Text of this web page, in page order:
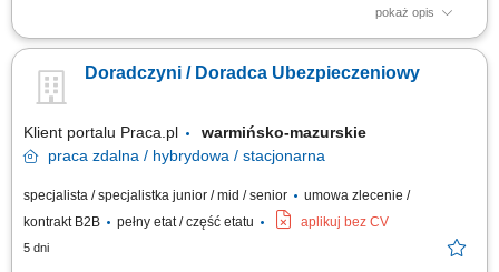
pokaż opis
Twój zakres obowiązków: Będziesz aktywnie poszukiwać nowych
życie, majątkowe, grupowe). Będziesz przygotowywać oferty
ubezpieczeniowe i prowadzić spotkania z klientami. Twoim zadaniem
Doradczyni / Doradca Ubezpieczeniowy
Klient portalu Praca.pl
warmińsko-mazurskie
praca zdalna / hybrydowa / stacjonarna
specjalista / specjalistka junior / mid / senior
umowa zlecenie /
kontrakt B2B
pełny etat / część etatu aplikuj bez CV
5 dni